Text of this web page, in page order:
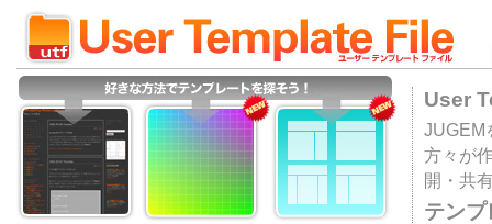
User
JUGEM
方々が
開・共
テン